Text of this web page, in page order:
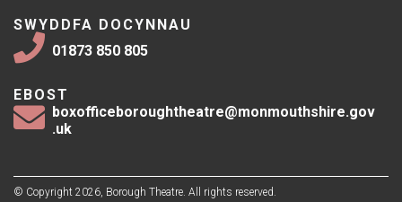
SWYDDFA DOCYNNAU
01873 850 805
EBOST
boxofficeboroughtheatre@monmouthshire.gov
.uk
© Copyright 2026, Borough Theatre. All rights reserved.